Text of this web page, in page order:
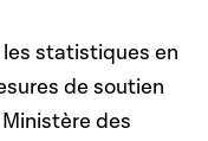
statistiques en
de soutien
des